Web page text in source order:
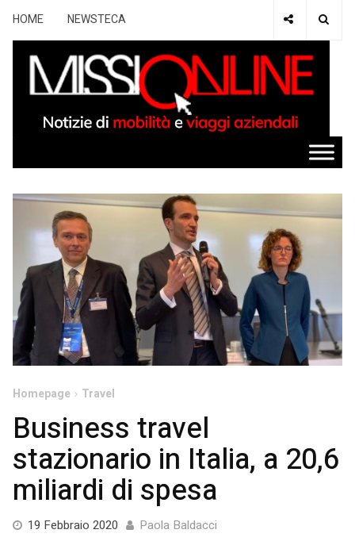
HOME NEWSTECA
Homepage Travel
Business travel
stazionario in Italia, a 20,6
miliardi di spesa
19 Febbraio 2020 31 Paola Baldacci